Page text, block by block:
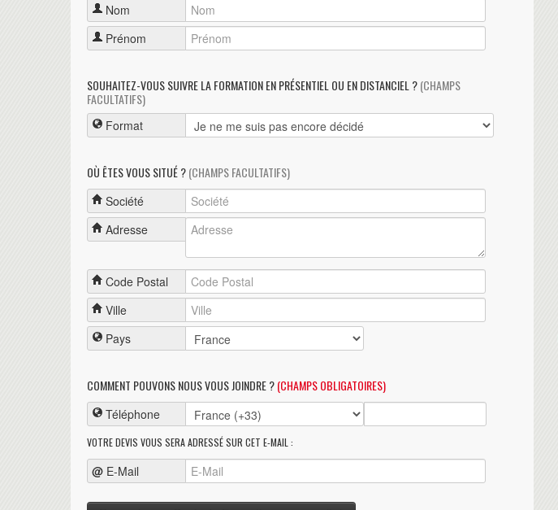
Nom
Prénom
SOUHAITEZ-VOUS SUIVRE LA FORMATION EN PRÉSENTIEL OU EN DISTANCIEL ?(CHAMPS
FACULTATIFS)
Format
OÙ ÊTES VOUS SITUÉ ?(CHAMPS FACULTATIFS)
Société
Adresse
Code Postal
Ville
Pays
COMMENT POUVONS NOUS VOUS JOINDRE ?(CHAMPS OBLIGATOIRES)
Téléphone
VOTRE DEVIS VOUS SERA ADRESSÉ SUR CET E-MAIL :
@ E-Mail